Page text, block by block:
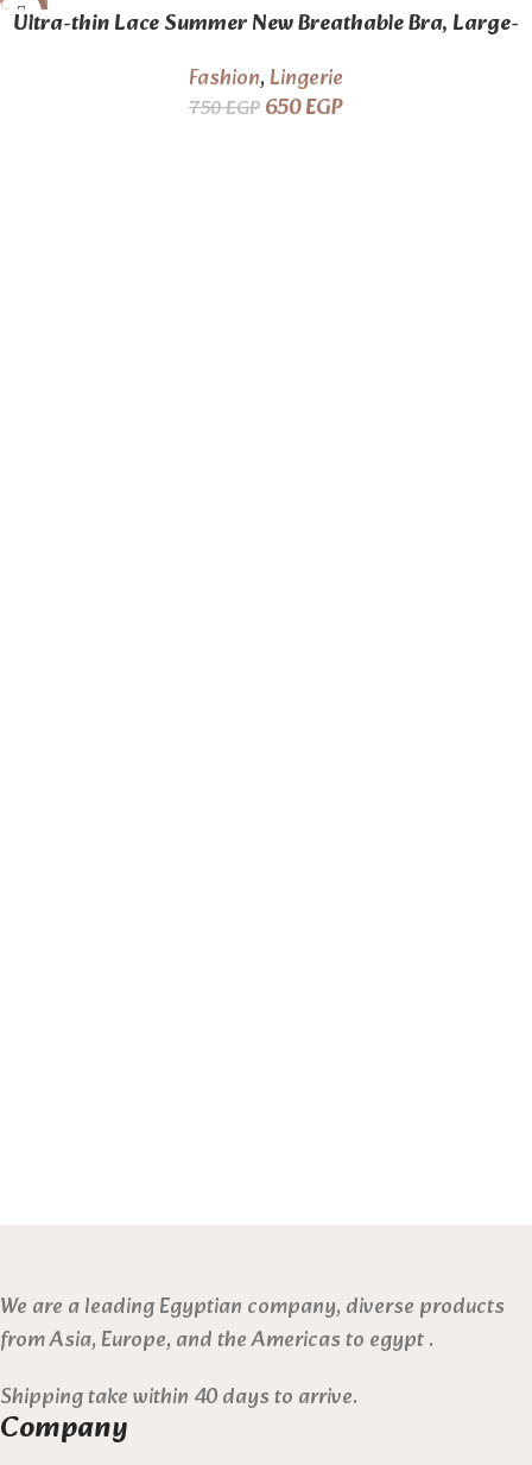
-13%
Ultra-thin Lace Summer New Breathable Bra, Large-
Fashion,Lingerie
750EGP650EGP
We are a leading Egyptian company, diverse products
from Asia, Europe, and the Americas to egypt .
Shipping take within 40 days to arrive.
Company